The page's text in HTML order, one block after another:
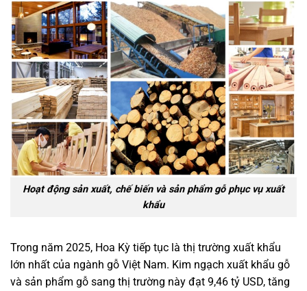
Hoạt động sản xuất, chế biến và sản phẩm gỗ phục vụ xuất
khẩu
Trong năm 2025, Hoa Kỳ tiếp tục là thị trường xuất khẩu
lớn nhất của ngành gỗ Việt Nam. Kim ngạch xuất khẩu gỗ
và sản phẩm gỗ sang thị trường này đạt 9,46 tỷ USD, tăng